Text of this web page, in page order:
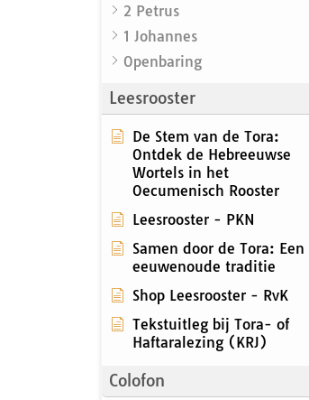
2 Petrus
1 Johannes
Openbaring
Leesrooster
De Stem van de Tora:
Ontdek de Hebreeuwse
Wortels in het
Oecumenisch Rooster
Leesrooster - PKN
Samen door de Tora: Een
eeuwenoude traditie
Shop Leesrooster - RvK
Tekstuitleg bij Tora- of
Haftaralezing (KRJ)
Colofon